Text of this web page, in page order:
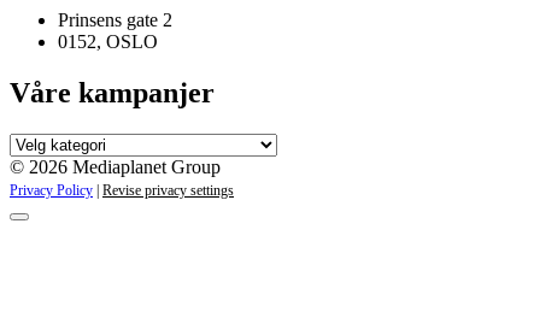
Prinsens gate 2
0152, OSLO
Våre kampanjer
Våre
kampanjer
© 2026 Mediaplanet Group
Privacy Policy Revise privacy settings